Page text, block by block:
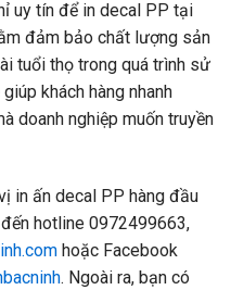
uy tín để in decal PP tại
đảm bảo chất lượng sản
tuổi thọ trong quá trình sử
khách hàng nhanh
doanh nghiệp muốn truyền
in ấn decal PP hàng đầu
hotline 0972499663,
hoặc Facebook
. Ngoài ra, bạn có